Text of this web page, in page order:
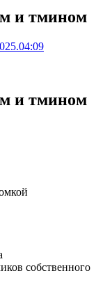
и тмином
и тмином
собственного